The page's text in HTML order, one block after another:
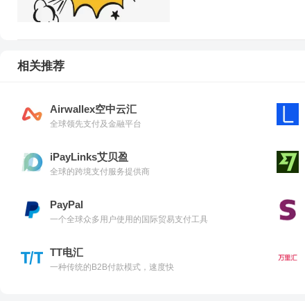
相关推荐
Airwallex空中云汇
全球领先支付及金融平台
iPayLinks艾贝盈
全球的跨境支付服务提供商
PayPal
一个全球众多用户使用的国际贸易支付工具
TT电汇
一种传统的B2B付款模式，速度快